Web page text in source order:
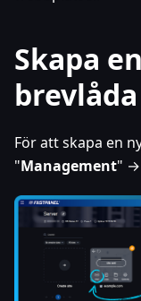
Skapa en
brevlåda
För att skapa en
"Management"